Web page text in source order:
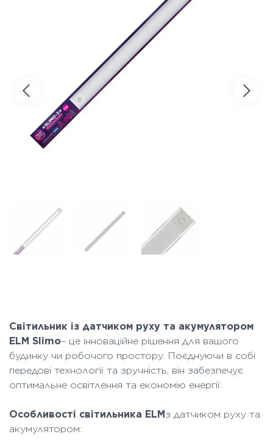
Світильник із датчиком руху та акумулятором
ELM Slimo– це інноваційне рішення для вашого
будинку чи робочого простору. Поєднуючи в собі
передові технології та зручність, він забезпечує
оптимальне освітлення та економію енергії.
Особливості світильника ELM з датчиком руху та
акумулятором: